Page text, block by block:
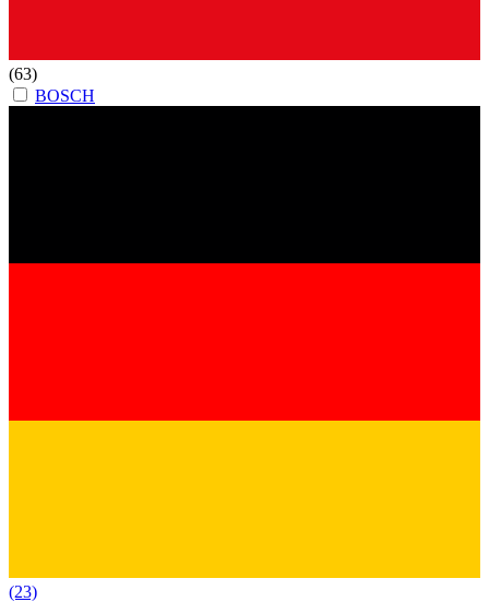
(63)
BOSCH
(23)